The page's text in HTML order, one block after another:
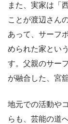
また、実家は「
ことが渡辺さん
あって、サーフ
められた家とい
す。父親のサー
が融合した、宮
地元での活動や
らも、芸能の道